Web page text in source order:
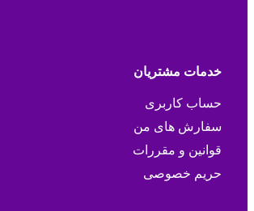
خدمات مشتریان
حساب کاربری
سفارش های من
قوانین و مقررات
حریم خصوصی